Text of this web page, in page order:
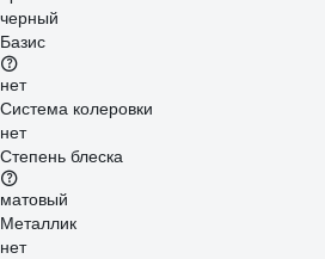
черный
Базис
нет
Система колеровки
нет
Степень блеска
матовый
Металлик
нет